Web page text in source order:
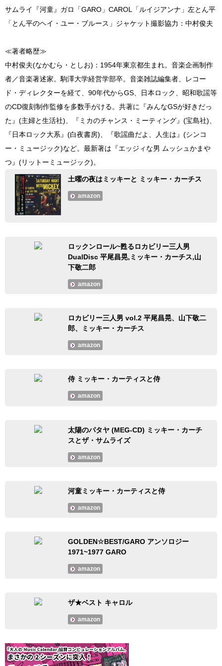
サムライ『河童』ガロ「GARO」CAROL「ルイジアンナ」左とん平
「とん平のヘイ・ユー・ブルース」ジャケット撮影協力：中村俊夫
≪著者略歴≫
中村俊夫(なかむら・としお)：1954年東京都生まれ。音楽企画制作
者／音楽著述家。駒澤大学経営学部卒。音楽雑誌編集者、レコー
ド・ディレクターを経て、90年代からGS、日本ロック、昭和歌謡等
のCD復刻制作監修を多数手がける。共著に『みんなGSが好きだっ
た』(主婦と生活社)、『ミカのチャンス・ミーティング』(宝島社)、
『日本ロック大系』(白夜書房)、『歌謡曲だよ、人生は』(シンコ
ー・ミュージック)など。最新著は『エッジィな男 ムッシュかまや
つ』(リットーミュージック)。
土曜の夜はミッキーと ミッキー・カーチス
amazon
ロックンロール~甦るロカビリー三人男
DualDisc 平尾昌晃,ミッキー・カーチス,山
下敬二郎
amazon
ロカビリー三人男 vol.2 平尾昌晃、山下敬二
郎、ミッキー・カーチス
amazon
侍 ミッキー・カーティスと侍
amazon
太陽のパタヤ (MEG-CD) ミッキー・カーチ
スとザ・サムライズ
amazon
河童ミッキー・カーティスと侍
amazon
GOLDEN☆BEST/GARO アンソロジー
1971~1977 GARO
amazon
ザ★ベスト キャロル
amazon